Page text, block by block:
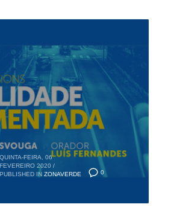
0
QUINTA-FEIRA, 06
FEVEREIRO 2020 /
PUBLISHED IN ZONAVERDE